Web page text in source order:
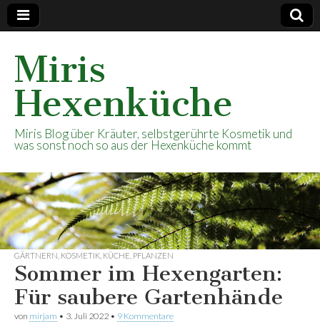
Miris
Hexenküche
Miris Blog über Kräuter, selbstgerührte Kosmetik und
was sonst noch so aus der Hexenküche kommt
GÄRTNERN KOSMETIK KÜCHE PFLANZEN
Sommer im Hexengarten:
Für saubere Gartenhände
von mirjam • 3. Juli 2022 • 9 Kommentare